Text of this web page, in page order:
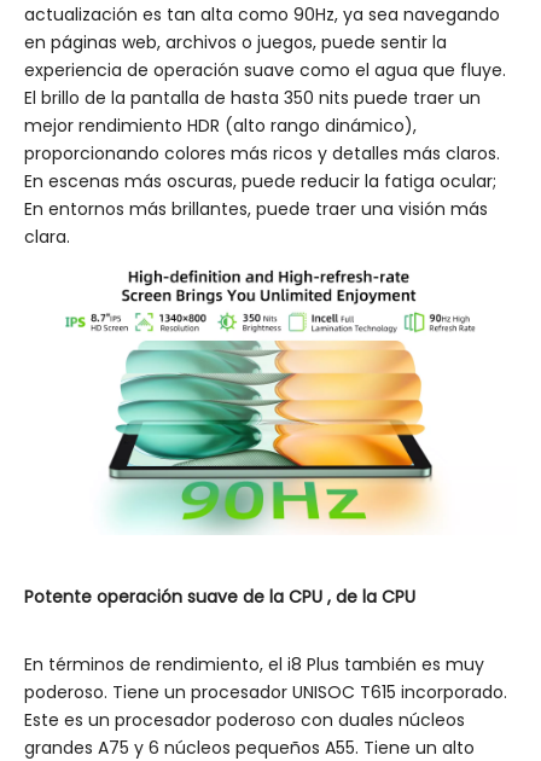
actualización es tan alta como 90Hz, ya sea navegando
en páginas web, archivos o juegos, puede sentir la
experiencia de operación suave como el agua que fluye.
El brillo de la pantalla de hasta 350 nits puede traer un
mejor rendimiento HDR (alto rango dinámico),
proporcionando colores más ricos y detalles más claros.
En escenas más oscuras, puede reducir la fatiga ocular;
En entornos más brillantes, puede traer una visión más
clara.
Potente operación suave de la CPU , de la CPU
En términos de rendimiento, el i8 Plus también es muy
poderoso. Tiene un procesador UNISOC T615 incorporado.
Este es un procesador poderoso con duales núcleos
grandes A75 y 6 núcleos pequeños A55. Tiene un alto